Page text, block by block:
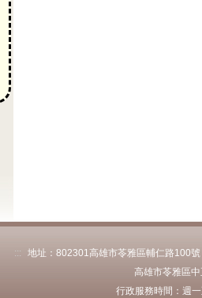
:::
地址：802301高雄市苓雅區輔仁路100
高雄市苓雅區
行政服務時間：週